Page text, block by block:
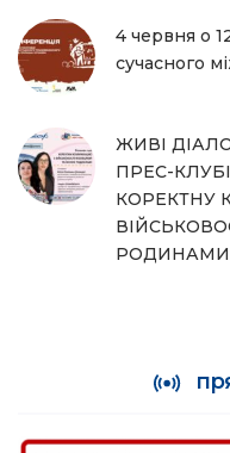
4 червня о
сучасного
ЖИВІ
ПРЕС-
КОРЕКТНУ
РОДИНАМИ